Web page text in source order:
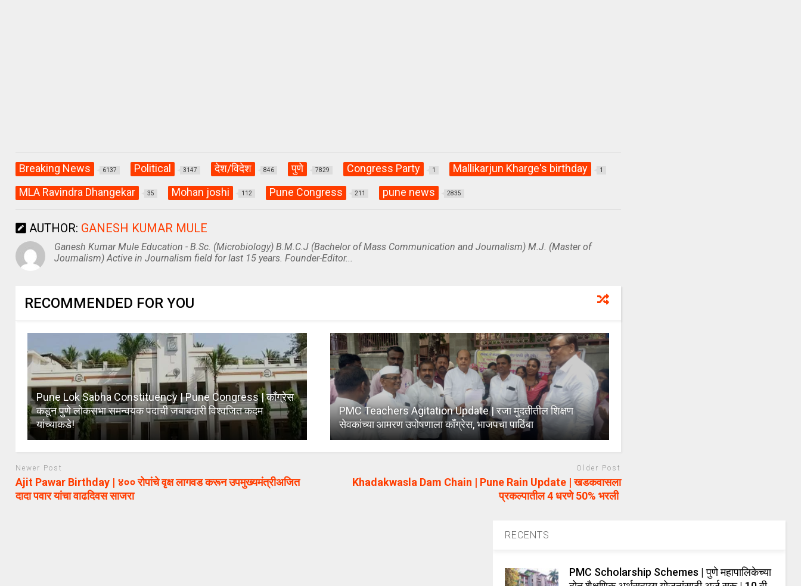
Breaking News 6137 Political 3147 देश/विदेश 846 पुणे 7829 Congress Party 1 Mallikarjun Kharge's birthday 1
MLA Ravindra Dhangekar 35 Mohan joshi 112 Pune Congress 211 pune news 2835
AUTHOR: GANESH KUMAR MULE
Ganesh Kumar Mule Education - B.Sc. (Microbiology) B.M.C.J (Bachelor of Mass Communication and Journalism) M.J. (Master of
Journalism) Active in Journalism field for last 15 years. Founder-Editor...
RECOMMENDED FOR YOU
Pune Lok Sabha Constituency | Pune Congress | काँग्रेस
कडून पुणे लोकसभा समन्वयक पदाची जबाबदारी विश्वजित कदम
यांच्याकडे!
PMC Teachers Agitation Update | रजा मुदतीतील शिक्षण
सेवकांच्या आमरण उपोषणाला काँग्रेस, भाजपचा पाठिंबा
Newer Post
Ajit Pawar Birthday | ४०० रोपांचे वृक्ष लागवड करून उपमुख्यमंत्रीअजित
दादा पवार यांचा वाढदिवस साजरा
Older Post
Khadakwasla Dam Chain | Pune Rain Update | खडकवासला
प्रकल्पातील 4 धरणे 50% भरली
RECENTS
PMC Scholarship Schemes | पुणे महापालिकेच्या